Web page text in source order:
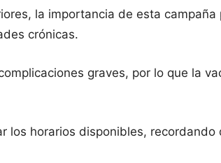
la importancia de esta
crónicas.
graves, por lo que la
horarios disponibles,